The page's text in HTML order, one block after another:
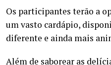
Os participantes terão a
um vasto cardápio,
diferente e ainda mais
Além de saborear as